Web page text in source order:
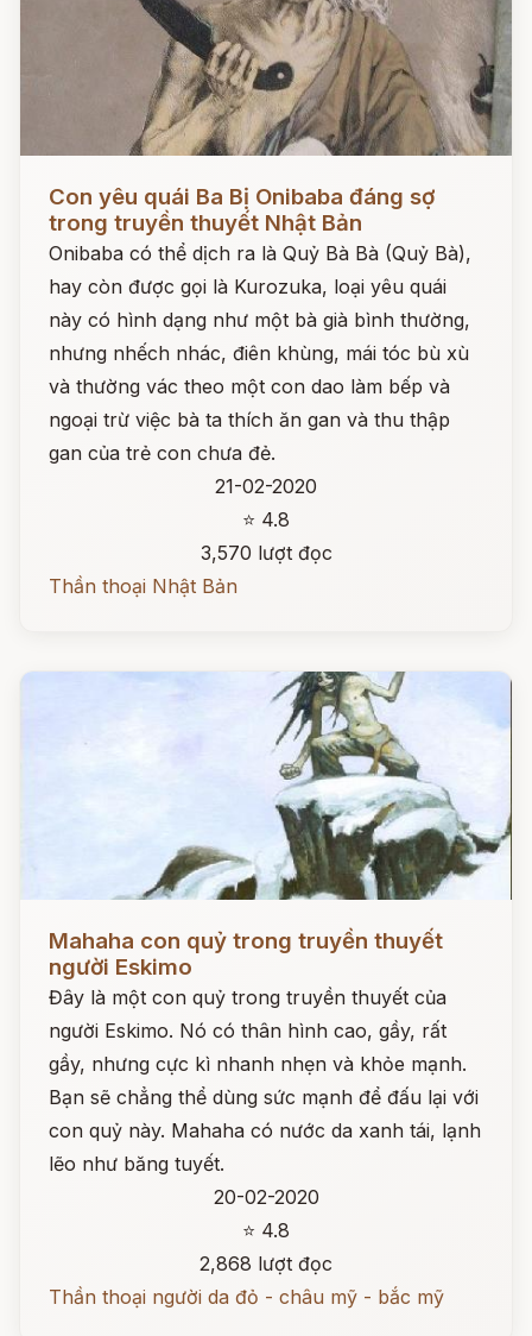
Con yêu quái Ba Bị Onibaba đáng sợ
trong truyền thuyết Nhật Bản
Onibaba có thể dịch ra là Quỷ Bà Bà (Quỷ Bà),
hay còn được gọi là Kurozuka, loại yêu quái
này có hình dạng như một bà già bình thường,
nhưng nhếch nhác, điên khùng, mái tóc bù xù
và thường vác theo một con dao làm bếp và
ngoại trừ việc bà ta thích ăn gan và thu thập
gan của trẻ con chưa đẻ.
21-02-2020
⭐ 4.8
3,570 lượt đọc
Thần thoại Nhật Bản
Mahaha con quỷ trong truyền thuyết
người Eskimo
Đây là một con quỷ trong truyền thuyết của
người Eskimo. Nó có thân hình cao, gầy, rất
gầy, nhưng cực kì nhanh nhẹn và khỏe mạnh.
Bạn sẽ chẳng thể dùng sức mạnh để đấu lại với
con quỷ này. Mahaha có nước da xanh tái, lạnh
lẽo như băng tuyết.
20-02-2020
⭐ 4.8
2,868 lượt đọc
Thần thoại người da đỏ - châu mỹ - bắc mỹ